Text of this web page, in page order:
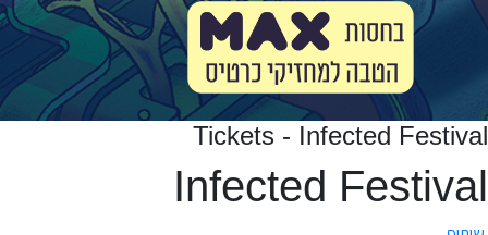
Tickets - Infected Festival
Infected Festival